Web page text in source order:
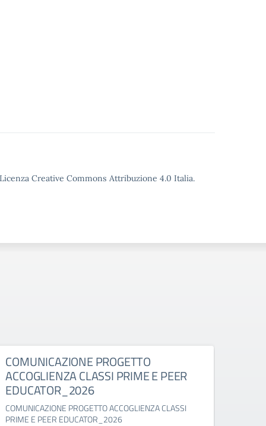
Creative Commons Attribuzione 4.0 Italia.
COMUNICAZIONE PROGETTO
ACCOGLIENZA CLASSI PRIME E PEER
EDUCATOR_2026
COMUNICAZIONE PROGETTO ACCOGLIENZA CLASSI
PRIME E PEER EDUCATOR_2026